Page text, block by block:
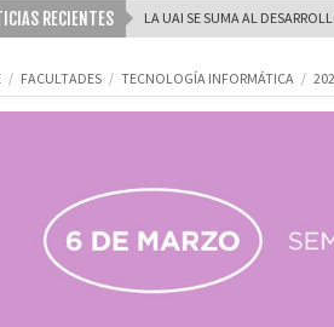
RECIENTES LA UAI SE SUMA AL
FACULTADES TECNOLOGÍA INFORMÁTICA